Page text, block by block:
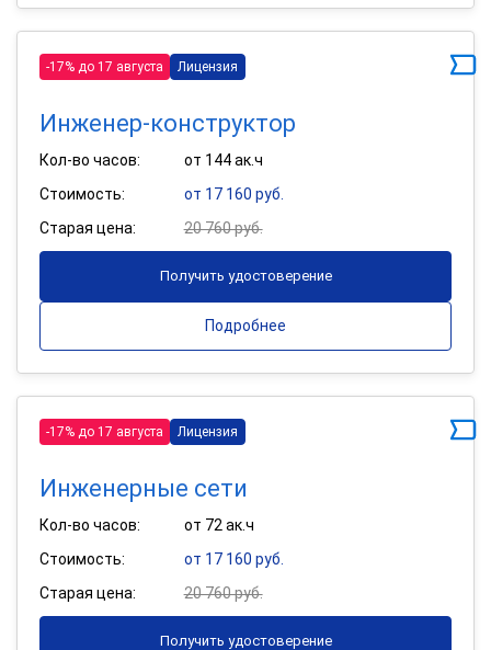
-17% до 17 августа Лицензия
Инженер-конструктор
Кол-во часов:
от 144 ак.ч
Стоимость:
от 17 160 руб.
Старая цена:
20 760 руб.
Получить удостоверение
Подробнее
-17% до 17 августа Лицензия
Инженерные сети
Кол-во часов:
от 72 ак.ч
Стоимость:
от 17 160 руб.
Старая цена:
20 760 руб.
Получить удостоверение